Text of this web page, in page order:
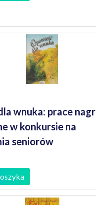
wnuka: prace
w konkursie na
seniorów